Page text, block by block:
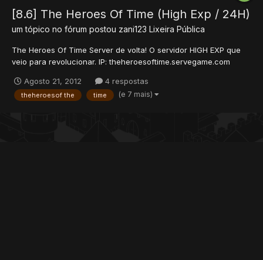
[8.6] The Heroes Of Time (High Exp / 24H)
um tópico no fórum postou zani123 Lixeira Pública
The Heroes Of Time Server de volta! O servidor HIGH EXP que
veio para revolucionar. IP: theheroesoftime.servegame.com
Estamos com Donate Items para ajudar no sustento do servidor
no host semi-dedicado 24h. Para doar e co...
Agosto 21, 2012 4 respostas
theheroesof the time (e 7 mais)